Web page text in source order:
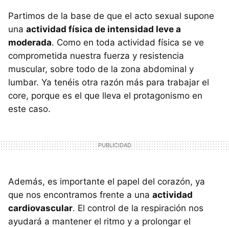
Partimos de la base de que el acto sexual supone
una actividad física de intensidad leve a
moderada. Como en toda actividad física se ve
comprometida nuestra fuerza y resistencia
muscular, sobre todo de la zona abdominal y
lumbar. Ya tenéis otra razón más para trabajar el
core, porque es el que lleva el protagonismo en
este caso.
Además, es importante el papel del corazón, ya
que nos encontramos frente a una actividad
cardiovascular. El control de la respiración nos
ayudará a mantener el ritmo y a prolongar el